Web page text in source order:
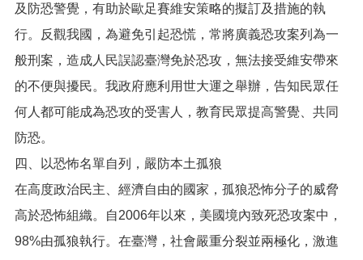
及防恐警覺，有助於歐足賽維安策略的擬訂及措施的執
行。反觀我國，為避免引起恐慌，常將廣義恐攻案列為一
般刑案，造成人民誤認臺灣免於恐攻，無法接受維安帶來
的不便與擾民。我政府應利用世大運之舉辦，告知民眾任
何人都可能成為恐攻的受害人，教育民眾提高警覺、共同
防恐。
四、以恐怖名單自列，嚴防本土孤狼
在高度政治民主、經濟自由的國家，孤狼恐怖分子的威脅
高於恐怖組織。自2006年以來，美國境內致死恐攻案中，
98%由孤狼執行。在臺灣，社會嚴重分裂並兩極化，激進